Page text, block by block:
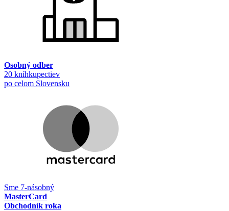
Osobný odber
20 kníhkupectiev
po celom Slovensku
Sme 7-násobný
MasterCard
Obchodník roka